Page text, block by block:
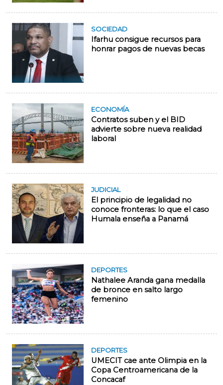
SOCIEDAD
Ifarhu consigue recursos para
honrar pagos de nuevas becas
ECONOMÍA
Contratos suben y el BID
advierte sobre nueva realidad
laboral
JUDICIAL
El principio de legalidad no
conoce fronteras: lo que el caso
Humala enseña a Panamá
DEPORTES
Nathalee Aranda gana medalla
de bronce en salto largo
femenino
DEPORTES
UMECIT cae ante Olimpia en la
Copa Centroamericana de la
Concacaf